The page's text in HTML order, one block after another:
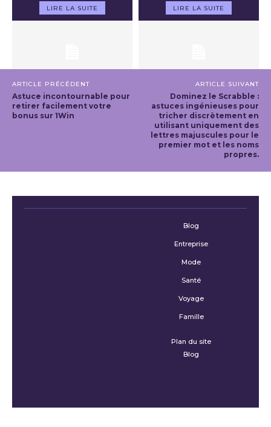
LIRE LA SUITE LIRE LA SUITE
ARTICLE PRÉCÉDENT
Astuce incontournable pour
retirer facilement votre
bonus sur 1Win
ARTICLE SUIVANT
Dominez le Scrabble :
astuces ingénieuses pour
tricher discrètement en
utilisant uniquement des
lettres majuscules pour le
premier mot et les noms
propres.
Blog
Entreprise
Mode
Santé
Voyage
Famille
Plan du site
Blog